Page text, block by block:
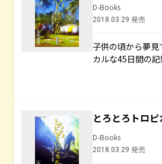
D-Books
2018.03.29 発売
子供の頃から夢
カルな45日間の記
とろとろトロ
D-Books
2018.03.29 発売